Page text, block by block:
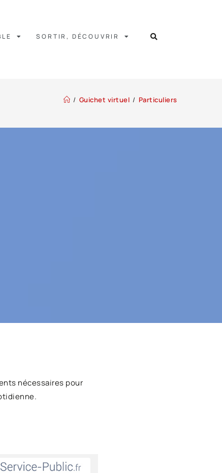
SORTIR, DÉCOUVRIR
/ Guichet virtuel / Particuliers
nécessaires pour